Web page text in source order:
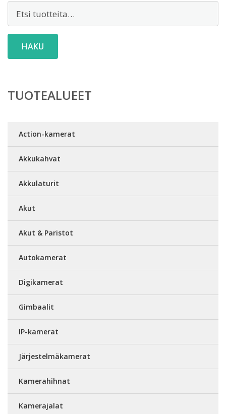
HAKU
TUOTEALUEET
Action-kamerat
Akkukahvat
Akkulaturit
Akut
Akut & Paristot
Autokamerat
Digikamerat
Gimbaalit
IP-kamerat
Järjestelmäkamerat
Kamerahihnat
Kamerajalat